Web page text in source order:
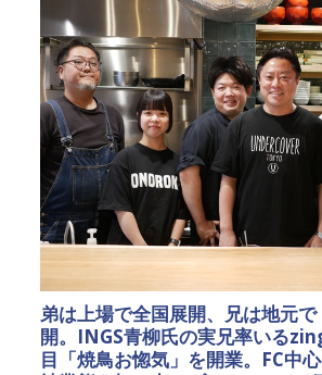
弟は上場で全国展開、兄は地元
開。INGS青柳氏の実兄率いる
目「焼鳥お惚気」を開業。FC中